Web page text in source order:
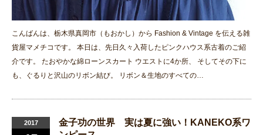
こんばんは、栃木県真岡市（もおかし）から Fashion & Vintage を伝える雑
貨屋マメチコです。 本日は、先日久々入荷したピンクハウス系古着のご紹
介です。 たおやかな綿ローンスカート ウエストに4か所、 そしてその下に
も、ぐるりと沢山のリボン結び。 リボン＆生地のすべての…
2017
金子功の世界 実は夏に強い！KANEKO系ワ